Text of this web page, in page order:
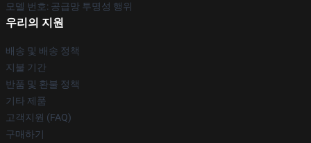
모델 번호: 공급망 투명성 행위
우리의 지원
배송 및 배송 정책
지불 기간
반품 및 환불 정책
기타 제품
고객지원 (FAQ)
구매하기